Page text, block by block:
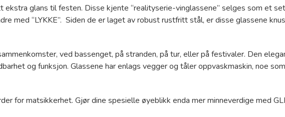
glans til festen. Disse kjente “realityserie-vinglassene” selges som et
med “LYKKE”. Siden de er laget av robust rustfritt stål, er disse glassene
ved bassenget, på stranden, på tur, eller på festivaler. Den
og funksjon. Glassene har enlags vegger og tåler oppvaskmaskin, noe
for matsikkerhet. Gjør dine spesielle øyeblikk enda mer minneverdige med